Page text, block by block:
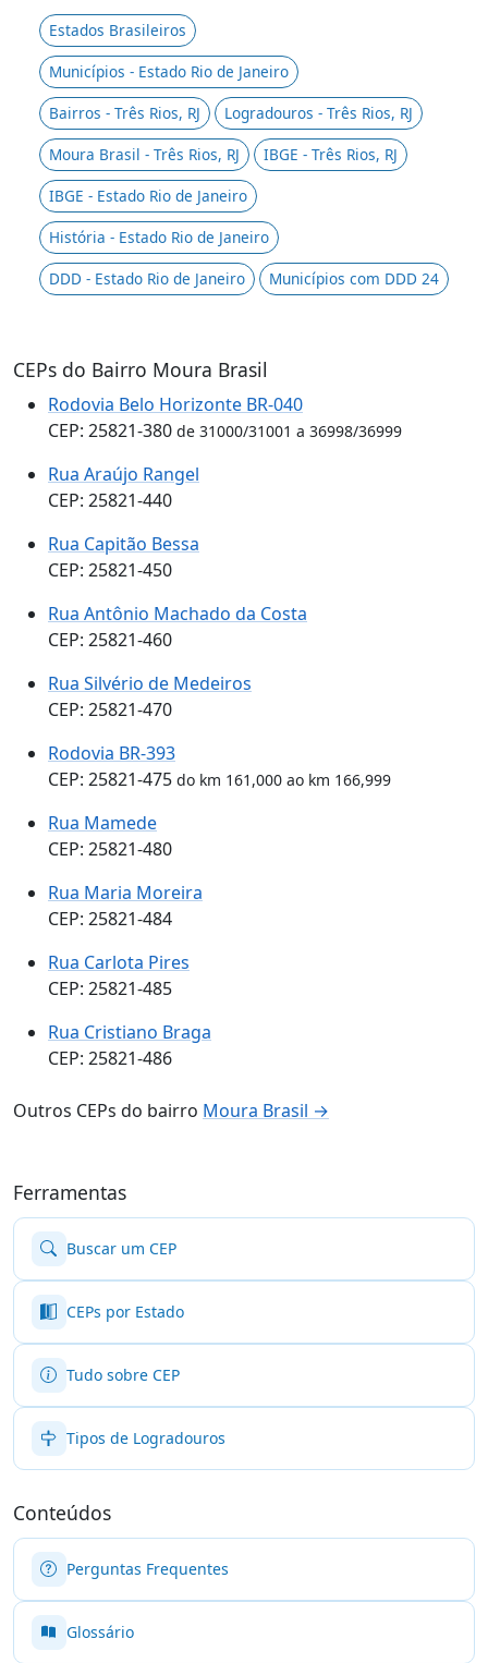
Estados Brasileiros
Municípios - Estado Rio de Janeiro
Bairros - Três Rios, RJ
Logradouros - Três Rios, RJ
Moura Brasil - Três Rios, RJ
IBGE - Três Rios, RJ
IBGE - Estado Rio de Janeiro
História - Estado Rio de Janeiro
DDD - Estado Rio de Janeiro
Municípios com DDD 24
CEPs do Bairro Moura Brasil
Rodovia Belo Horizonte BR-040
CEP: 25821-380 de 31000/31001 a 36998/36999
Rua Araújo Rangel
CEP: 25821-440
Rua Capitão Bessa
CEP: 25821-450
Rua Antônio Machado da Costa
CEP: 25821-460
Rua Silvério de Medeiros
CEP: 25821-470
Rodovia BR-393
CEP: 25821-475 do km 161,000 ao km 166,999
Rua Mamede
CEP: 25821-480
Rua Maria Moreira
CEP: 25821-484
Rua Carlota Pires
CEP: 25821-485
Rua Cristiano Braga
CEP: 25821-486
Outros CEPs do bairro Moura Brasil →
Ferramentas
Buscar um CEP
CEPs por Estado
Tudo sobre CEP
Tipos de Logradouros
Conteúdos
Perguntas Frequentes
Glossário